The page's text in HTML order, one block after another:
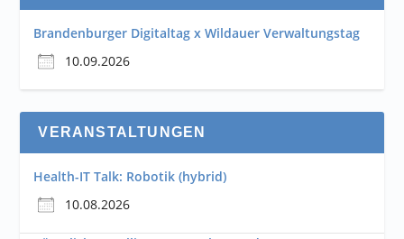
Brandenburger Digitaltag x Wildauer Verwaltungstag
10.09.2026
VERANSTALTUNGEN
Health-IT Talk: Robotik (hybrid)
10.08.2026